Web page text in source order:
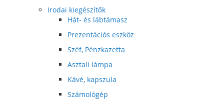
Irodai kiegészítők
Hát- és lábtámasz
Prezentációs eszköz
Széf, Pénzkazetta
Asztali lámpa
Kávé, kapszula
Számológép